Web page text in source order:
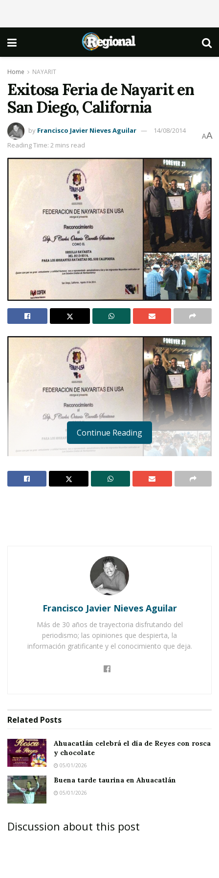
Home NAYARIT
Exitosa Feria de Nayarit en
San Diego, California
by Francisco Javier Nieves Aguilar
14/08/2014
Reading Time: 2 mins read
AA
Buena tarde taurina en Ahuacatlán
Continue Reading
Francisco Javier Nieves Aguilar
Más de 30 años de trayectoria disfrutando del
periodismo; las opiniones que despierta, la
información gratificante y el conocimiento que deja.
Related Posts
Ahuacatlán celebrá el día de Reyes con rosca
y chocolate
05/01/2026
Buena tarde taurina en Ahuacatlán
05/01/2026
Discussion about this post